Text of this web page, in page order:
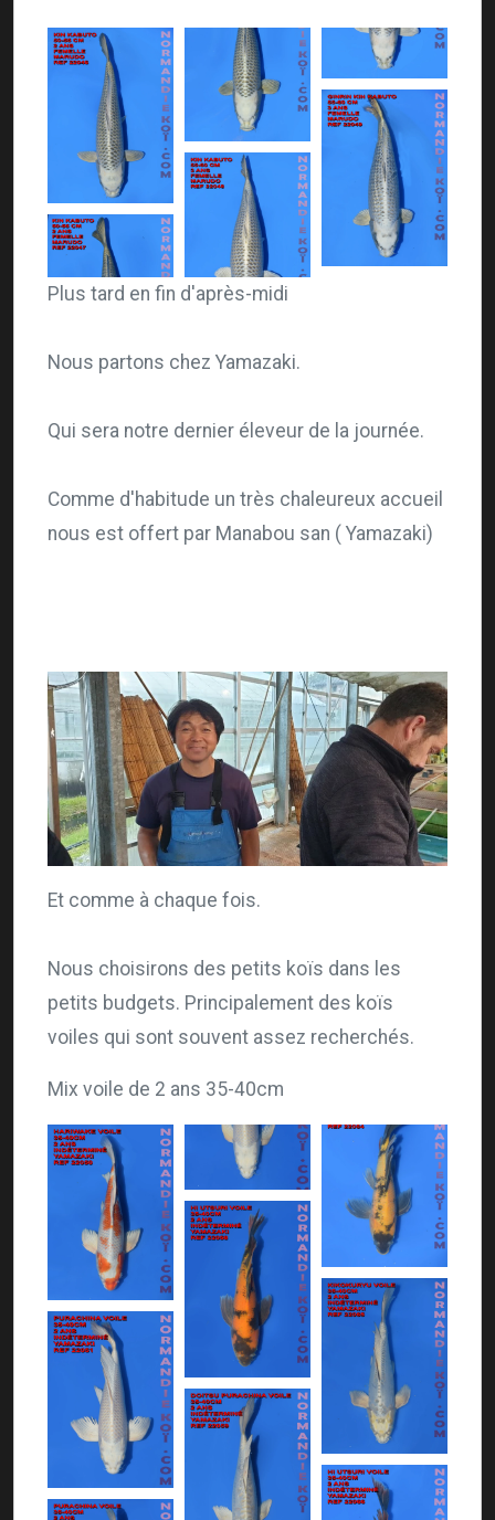
Plus tard en fin d'après-midi
Nous partons chez Yamazaki.
Qui sera notre dernier éleveur de la journée.
Comme d'habitude un très chaleureux accueil
nous est offert par Manabou san ( Yamazaki)
Et comme à chaque fois.
Nous choisirons des petits koïs dans les
petits budgets. Principalement des koïs
voiles qui sont souvent assez recherchés.
Mix voile de 2 ans 35-40cm